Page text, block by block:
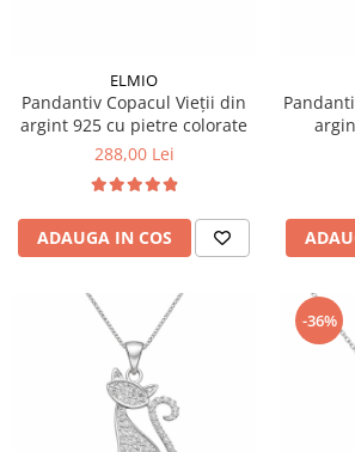
ELMIO
Pandantiv Copacul Vieții din
argint 925 cu pietre colorate
288,00 Lei
ADAUGA IN COS
-36%